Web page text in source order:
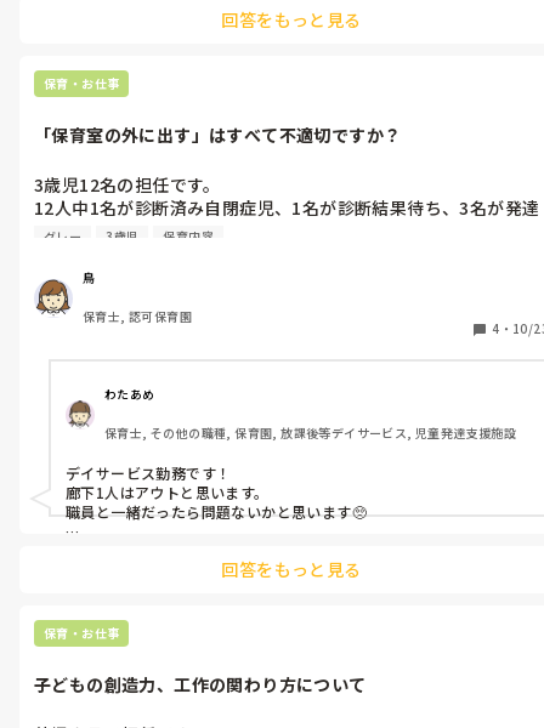
やんわりと「もう少し2名の生活面を強化していきたいので、よ
私が関わると甘えが出るから放っておいた方が自分で身の回りの
いるんだ…？)
自分自身も少し辛くなってきたので主任に一連のこと相談し、ク
主任と相談して、外した理由は本人に伝えていません。本人の性
格的に、自分の保育を省みることなく「プライドを傷つけられ
た、担任のやり方が悪い」と他の先生に拡散して大騒ぎしそうだ
そして案の定、「何も説明がなくクラスから外された！」「仕事
ができない担任のサポートをしてやっていただけなのに」と園内
に触れ回っているそうです。
他の先生たちから「大丈夫？何かあった？」と聞かれ、正直に説
明するべきかどうか悩みます。
何も言わずに外したことは申し訳ないとは思いますが
そもそもこのクラスの担任は私で、あなたは2名の補助をする加
配保育士で、「クラスから外された」という言い方もモヤモヤし
皆さんならこのような状況はどのように立ち回りますか？
また、残り4ヶ月どのような心持ちで過ごしたほうが良いと思い
回答をもっと見る
保育・お仕事
「保育室の外に出す」はすべて不適切ですか？
3歳児12名の担任です。
12人中1名が診断済み自閉症児、1名が診断結果待ち、3名が発達
グレー(保護者が受容拒否)と個別配慮が欠かせない子が多いクラ
のためお昼で帰ってしまい、午睡〜夕方の時間は完全ワンオペで
す。オムツが取れていない子が多くほぼ錯乱状態で保育が進んで
います。
(上には再三申し出ていますが人員に関しては今後も改善されな
と思います)
そんな中、今日あった話です。
多動傾向のある子が、近くに居た子にちょっかいをかけ始めまし
た。(服を引っ張ったり、持っていたおもちゃを体に押しつけた
り)
その時点で声をかけたり物理的な場所を離す、他のもので気を逸
着心が強く、エスカレートする一方。される側も嫌がり、抵抗し
反応を面白がってついに身体的な危害を加えそうになったので、
一旦対象から離してクールダウンさせる必要があると思い咄嗟に
た。
グレー 3歳児 保育内容
鳥
保育士, 認可保育園
4 ・ 10/
わたあめ
保育士, その他の職種, 保育園, 放課後等デイサービス, 児童発達支援施設
デイサービス勤務です！
廊下1人はアウトと思います。
職員と一緒だったら問題ないかと思います🥺
デイサービスでは、室内から出す行為はしてません。
でも、1人で対応してると厳しいですよね‥
人員改善がないとするとなると
回答をもっと見る
保育・お仕事
子どもの創造力、工作の関わり方について